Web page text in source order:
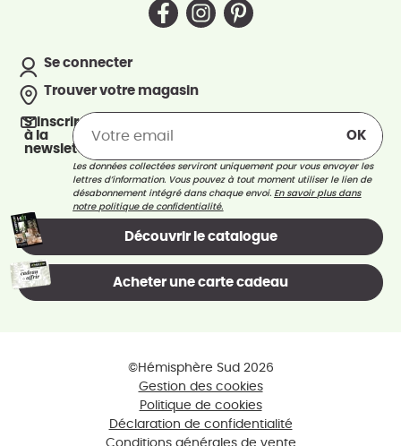
Se connecter
Trouver votre magasin
S’inscrire
à la
newsletter
Les données collectées serviront uniquement pour vous envoyer les
lettres d’information. Vous pouvez à tout moment utiliser le lien de
désabonnement intégré dans chaque envoi.En savoir plus dans
notre politique de confidentialité.
Découvrir le catalogue
Acheter une carte cadeau
©Hémisphère Sud 2026
Gestion des cookies
Politique de cookies
Déclaration de confidentialité